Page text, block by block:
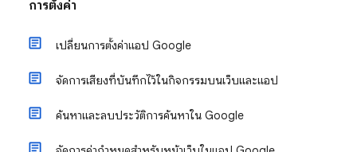
การตั้งค่า
เปลี่ยนการตั้งค่าแอป Google
จัดการเสียงที่บันทึกไว้ในกิจกรรมบนเว็บและแอป
ค้นหาและลบประวัติการค้นหาใน Google